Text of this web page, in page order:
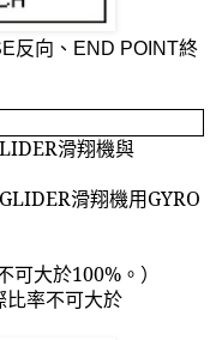
反向、 END POINT終
滑翔機與
GLIDER滑翔機用GYRO
可大於100% 。）
比率不可大於